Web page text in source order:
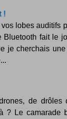
!
lobes auditifs
Bluetooth fait le
je cherchais
de drôles
? Le camarade